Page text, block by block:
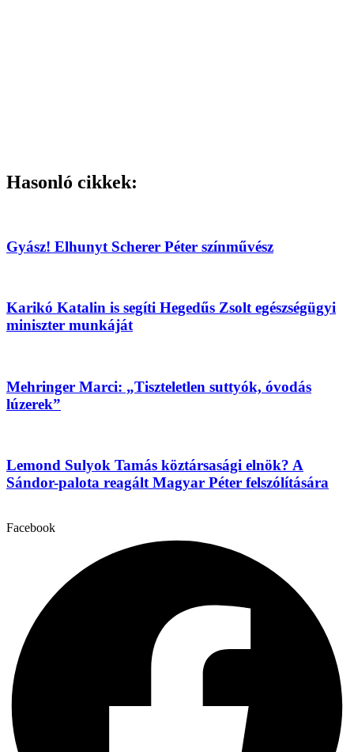
Hasonló cikkek:
Gyász! Elhunyt Scherer Péter színművész
Karikó Katalin is segíti Hegedűs Zsolt egészségügyi
miniszter munkáját
Mehringer Marci: „Tiszteletlen suttyók, óvodás
lúzerek”
Lemond Sulyok Tamás köztársasági elnök? A
Sándor-palota reagált Magyar Péter felszólítására
Facebook